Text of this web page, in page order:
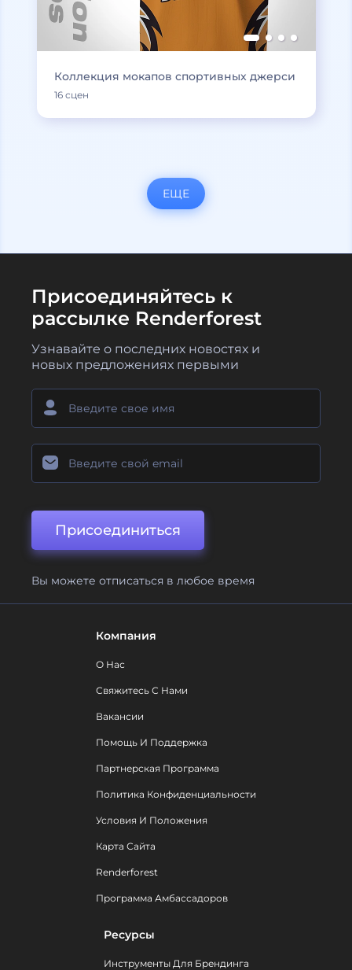
Коллекция мокапов спортивных джерси
16 сцен
ЕЩЕ
Присоединяйтесь к
рассылке Renderforest
Узнавайте о последних новостях и
новых предложениях первыми
Присоединиться
Вы можете отписаться в любое время
Компания
О Нас
Свяжитесь С Нами
Вакансии
Помощь И Поддержка
Партнерская Программа
Политика Конфиденциальности
Условия И Положения
Карта Сайта
Renderforest
Программа Амбассадоров
Ресурсы
Инструменты Для Брендинга